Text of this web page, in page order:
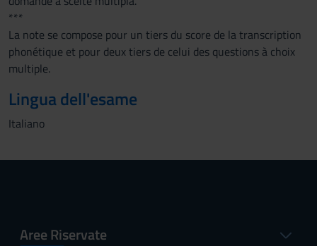
***
La note se compose pour un tiers du score de la transcription
phonétique et pour deux tiers de celui des questions à choix
multiple.
Lingua dell'esame
Italiano
Aree Riservate